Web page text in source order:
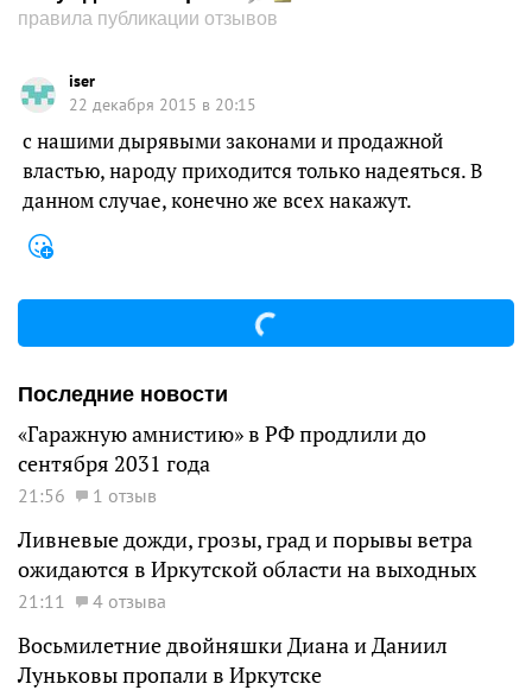
правила публикации отзывов
iser
22 декабря 2015 в 20:15
с нашими дырявыми законами и продажной
властью, народу приходится только надеяться. В
данном случае, конечно же всех накажут.
Последние новости
«Гаражную амнистию» в РФ продлили до
сентября 2031 года
21:56 1 отзыв
Ливневые дожди, грозы, град и порывы ветра
ожидаются в Иркутской области на выходных
21:11 4 отзыва
Восьмилетние двойняшки Диана и Даниил
Луньковы пропали в Иркутске